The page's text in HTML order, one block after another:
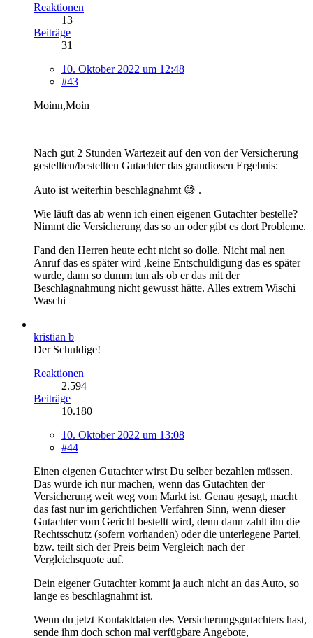
Reaktionen
13
Beiträge
31
10. Oktober 2022 um 12:48
#43
Moinn,Moin
Nach gut 2 Stunden Wartezeit auf den von der Versicherung
gestellten/bestellten Gutachter das grandiosen Ergebnis:
Auto ist weiterhin beschlagnahmt 😅 .
Wie läuft das ab wenn ich einen eigenen Gutachter bestelle?
Nimmt die Versicherung das so an oder gibt es dort Probleme.
Fand den Herren heute echt nicht so dolle. Nicht mal nen
Anruf das es später wird ,keine Entschuldigung das es später
wurde, dann so dumm tun als ob er das mit der
Beschlagnahmung nicht gewusst hätte. Alles extrem Wischi
Waschi
kristian b
Der Schuldige!
Reaktionen
2.594
Beiträge
10.180
10. Oktober 2022 um 13:08
#44
Einen eigenen Gutachter wirst Du selber bezahlen müssen.
Das würde ich nur machen, wenn das Gutachten der
Versicherung weit weg vom Markt ist. Genau gesagt, macht
das fast nur im gerichtlichen Verfahren Sinn, wenn dieser
Gutachter vom Gericht bestellt wird, denn dann zahlt ihn die
Rechtsschutz (sofern vorhanden) oder die unterlegene Partei,
bzw. teilt sich der Preis beim Vergleich nach der
Vergleichsquote auf.
Dein eigener Gutachter kommt ja auch nicht an das Auto, so
lange es beschlagnahmt ist.
Wenn du jetzt Kontaktdaten des Versicherungsgutachters hast,
sende ihm doch schon mal verfügbare Angebote,